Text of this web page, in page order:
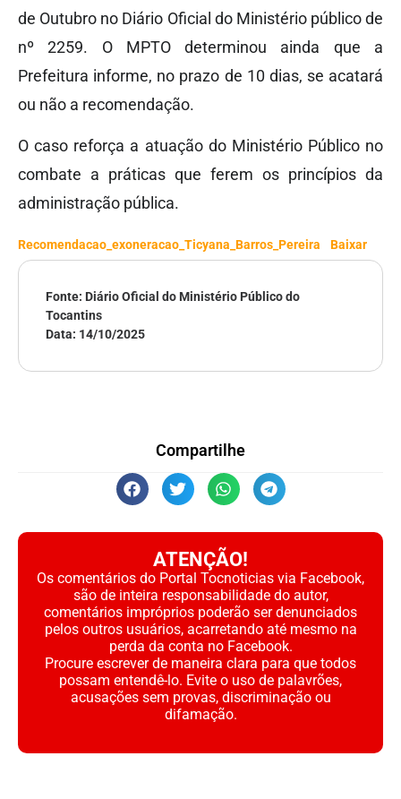
de Outubro no Diário Oficial do Ministério público de
nº 2259. O MPTO determinou ainda que a
Prefeitura informe, no prazo de 10 dias, se acatará
ou não a recomendação.
O caso reforça a atuação do Ministério Público no
combate a práticas que ferem os princípios da
administração pública.
Recomendacao_exoneracao_Ticyana_Barros_Pereira Baixar
Fonte: Diário Oficial do Ministério Público do
Tocantins
Data: 14/10/2025
Compartilhe
ATENÇÃO!
Os comentários do Portal Tocnoticias via Facebook,
são de inteira responsabilidade do autor,
comentários impróprios poderão ser denunciados
pelos outros usuários, acarretando até mesmo na
perda da conta no Facebook.
Procure escrever de maneira clara para que todos
possam entendê-lo. Evite o uso de palavrões,
acusações sem provas, discriminação ou
difamação.